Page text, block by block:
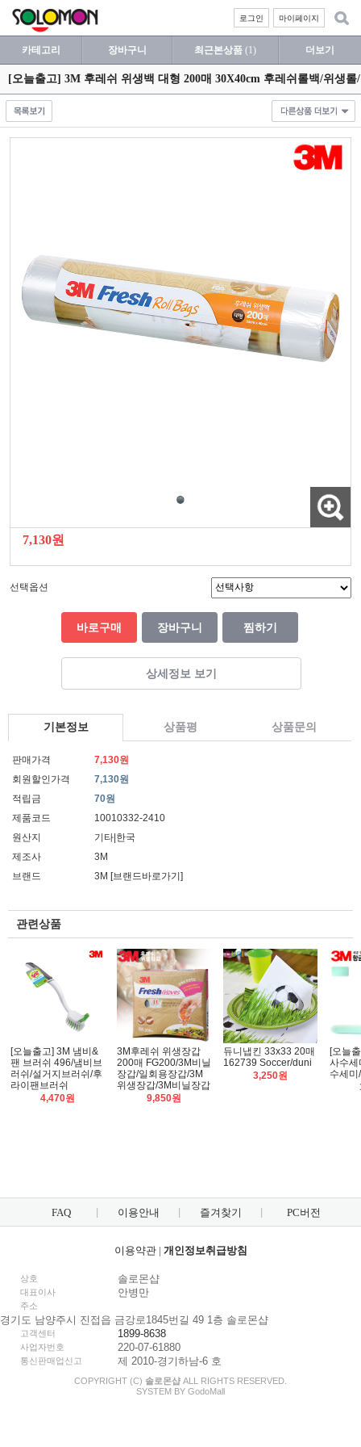
마이페이지
로그인
카테고리 장바구니 최근본상품 (1) 더보기
[오늘출고] 3M 후레쉬 위생백 대형 200매 30X40cm 후레쉬롤백/위생
7,130원
선택옵션
바로구매 장바구니 찜하기
상세정보 보기
기본정보 상품평 상품문의
판매가격
7,130원
회원할인가격
7,130원
적립금
70원
제품코드
10010332-2410
원산지
기타|한국
제조사
3M
브랜드
3M [브랜드바로가기]
관련상품
[오늘출고] 3M 냄비&
팬 브러쉬 496/냄비브
러쉬/설거지브러쉬/후
라이팬브러쉬
4,470원
3M후레쉬 위생장갑
200매 FG200/3M비닐
장갑/일회용장갑/3M
위생장갑/3M비닐장갑
9,850원
듀니냅킨 33x33 20매
162739 Soccer/duni
3,250원
[오늘
사수세
수세
FAQ 이용안내 즐겨찾기 PC버전
이용약관| 개인정보취급방침
상호 솔로몬샵
대표이사 안병만
주소
경기도 남양주시 진접읍 금강로1845번길 49 1층 솔로몬샵
고객센터 1899-8638
사업자번호 220-07-61880
통신판매업신고 제 2010-경기하남-6 호
COPYRIGHT (C) 솔로몬샵 ALL RIGHTS RESERVED.
SYSTEM BY GodoMall